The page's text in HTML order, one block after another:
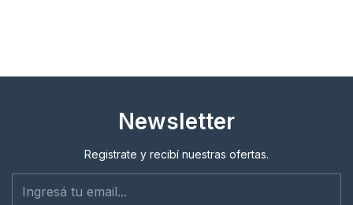
Newsletter
Registrate y recibí nuestras ofertas.